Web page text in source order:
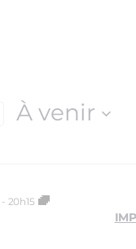
À venir
- 20h15